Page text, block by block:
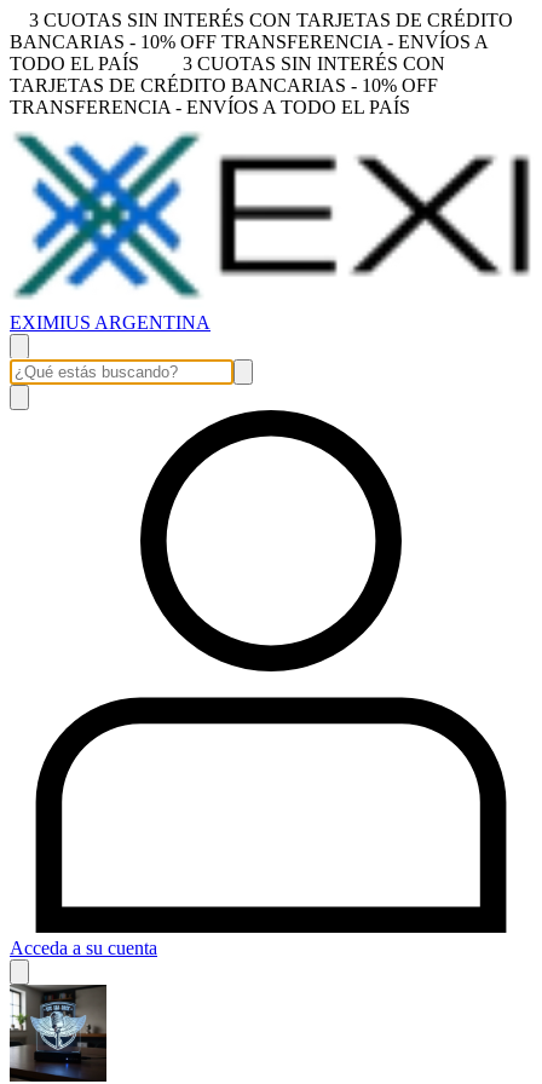
3 CUOTAS SIN INTERÉS CON TARJETAS DE CRÉDITO
BANCARIAS - 10% OFF TRANSFERENCIA - ENVÍOS A
TODO EL PAÍS
3 CUOTAS SIN INTERÉS CON
TARJETAS DE CRÉDITO BANCARIAS - 10% OFF
TRANSFERENCIA - ENVÍOS A TODO EL PAÍS
EXIMIUS ARGENTINA
Acceda a su cuenta